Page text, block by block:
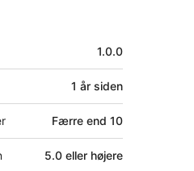
1.0.0
1 år siden
Færre end 10
5.0 eller højere